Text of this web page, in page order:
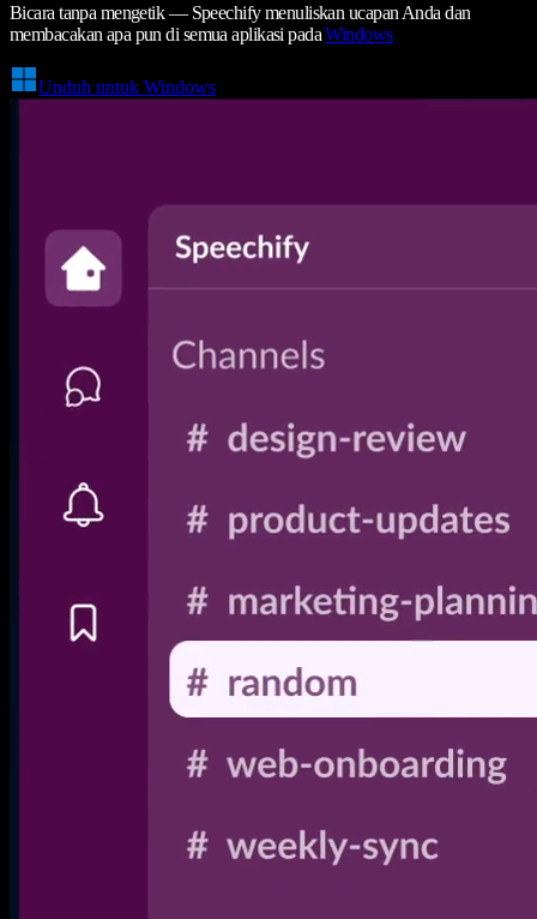
Bicara tanpa mengetik — Speechify menuliskan ucapan Anda dan
membacakan apa pun di semua aplikasi padaWindows
Unduh untuk Windows